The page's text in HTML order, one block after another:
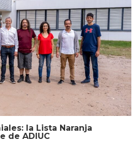
la Lista Naranja
de ADIUC